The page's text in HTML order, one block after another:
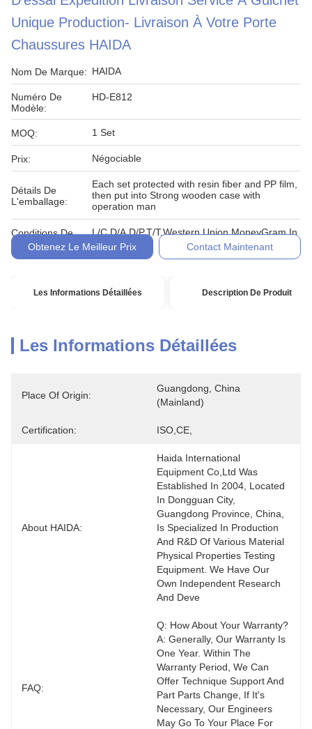
Unique Production- Livraison À Votre Porte
Chaussures HAIDA
Nom De Marque: HAIDA
Numéro De
Modèle:
HD-E812
MOQ: 1 Set
Prix: Négociable
Détails De
L'emballage:
Each set protected with resin fiber and PP film,
then put into Strong wooden case with
operation man
Conditions De
Paiement:
L/C,D/A,D/P,T/T,Western Union,MoneyGram,In
cash, escrow
Obtenez Le Meilleur Prix Contact Maintenant
Les Informations Détaillées Description De Produit
Les Informations Détaillées
Place Of Origin:
Guangdong, China
(Mainland)
Certification: ISO,CE,
About HAIDA:
Haida International
Equipment Co,Ltd Was
Established In 2004, Located
In Dongguan City,
Guangdong Province, China,
Is Specialized In Production
And R&D Of Various Material
Physical Properties Testing
Equipment. We Have Our
Own Independent Research
And Deve
FAQ:
Q: How About Your Warranty?
A: Generally, Our Warranty Is
One Year. Within The
Warranty Period, We Can
Offer Technique Support And
Part Parts Change, If It's
Necessary, Our Engineers
May Go To Your Place For